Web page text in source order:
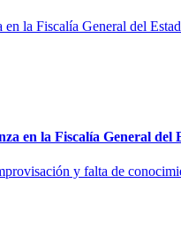
en la Fiscalía General del